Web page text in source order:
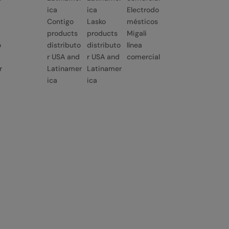
Contigo
products
distributo
r USA and
Latinamer
ica
Lasko
products
distributo
r USA and
Latinamer
ica
Electrodo
mésticos
Migali
línea
comercial